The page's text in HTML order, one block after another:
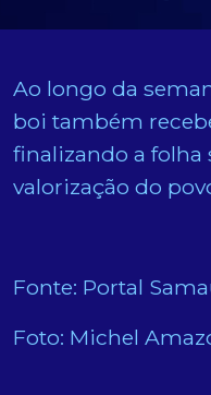
Ao longo da
boi também
finalizando a folha
valorização do
Fonte: Portal
Foto: Michel